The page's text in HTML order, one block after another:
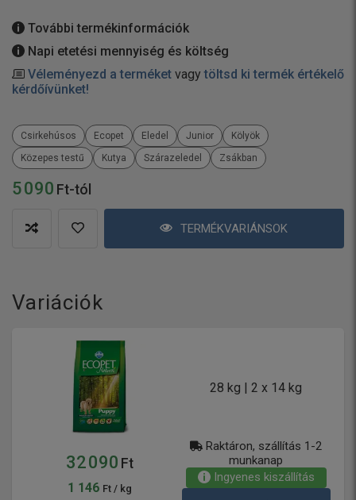
5 090 Ft-tól
TERMÉKVARIÁNSOK
További termékinformációk
Napi etetési mennyiség és költség
Véleményezd a terméket vagy töltsd ki termék értékelő
kérdőívünket!
Csirkehúsos Ecopet Eledel Junior
Kölyök
Közepes testű
Kutya Szárazeledel Zsákban
Variációk
28 kg | 2 x 14 kg
32 090 Ft
1 146 Ft / kg
Raktáron, szállítás 1-2
munkanap
Ingyenes kiszállítás